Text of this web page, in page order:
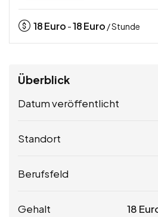
18Euro -18Euro / Stunde
Überblick
Datum veröffentlicht
Standort
Berufsfeld
Gehalt 18